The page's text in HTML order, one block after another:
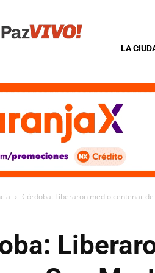
LA
Córdoba: Liberaron medio centenar